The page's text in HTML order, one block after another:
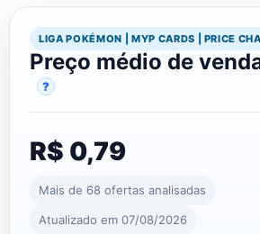
LIGA POKÉMON | MYP CARDS | PRICE
Preço médio de
?
R$ 0,79
Mais de 68 ofertas analisadas
Atualizado em 07/08/2026